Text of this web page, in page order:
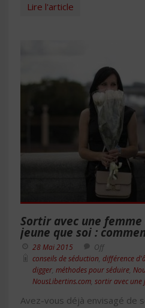
Lire l'article
Sortir avec une femme
jeune que soi :
28 Mai 2015
Off
conseils de séduction différence
digger méthodes pour séduire
NousLibertins.com sortir avec une
Avez-vous déjà envisagé de